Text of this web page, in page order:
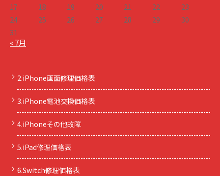
17
18 19 20 21 22
23
24
25 26 27 28 29
30
31
« 7月
2.iPhone画面修理価格表
3.iPhone電池交換価格表
4.iPhoneその他故障
5.iPad修理価格表
6.Switch修理価格表